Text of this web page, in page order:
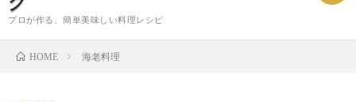
プロが作る、簡単美味しい料理レシピ
HOME 海老料理